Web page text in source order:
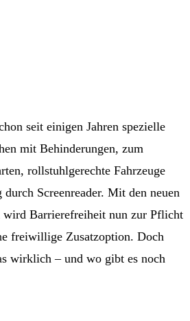
seit einigen Jahren spezielle
mit Behinderungen, zum
rollstuhlgerechte Fahrzeuge
Screenreader. Mit den neuen
wird Barrierefreiheit nun zur Pflicht
freiwillige Zusatzoption. Doch
wirklich – und wo gibt es noch